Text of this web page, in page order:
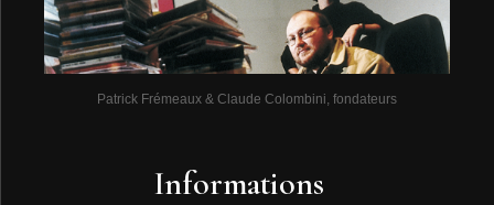
Patrick Frémeaux & Claude Colombini, fondateurs
Informations